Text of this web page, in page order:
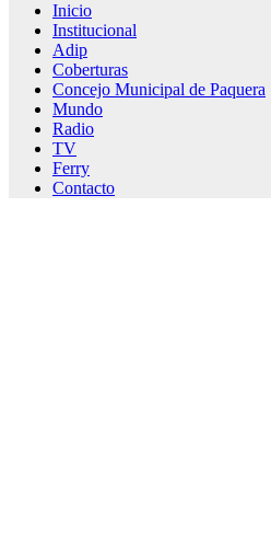
Inicio
Institucional
Adip
Coberturas
Concejo Municipal de Paquera
Mundo
Radio
TV
Ferry
Contacto